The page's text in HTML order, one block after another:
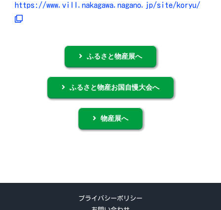
https://www.vill.nakagawa.nagano.jp/site/koryu/
ふるさと物産展へ
ふるさと物産お国自慢大会へ
物産展へ
プライバシーポリシー